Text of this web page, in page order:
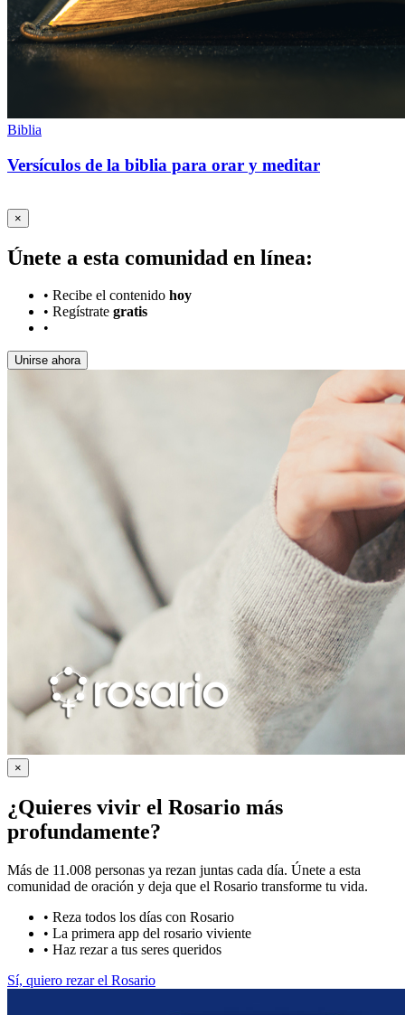
Biblia
Versículos de la biblia para orar y meditar
×
Únete a esta comunidad en línea:
• Recibe el contenido hoy
• Regístrate gratis
•
Unirse ahora
×
¿Quieres vivir el Rosario más
profundamente?
Más de 11.008 personas ya rezan juntas cada día. Únete a esta
comunidad de oración y deja que el Rosario transforme tu vida.
• Reza todos los días con Rosario
• La primera app del rosario viviente
• Haz rezar a tus seres queridos
Sí, quiero rezar el Rosario